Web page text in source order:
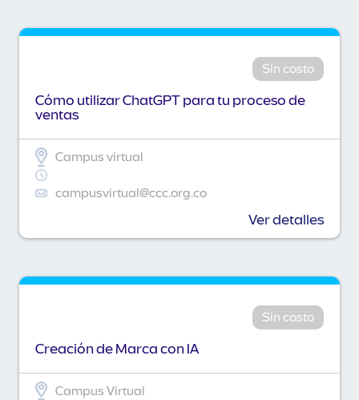
Sin costo
Cómo utilizar ChatGPT para tu proceso de
ventas
Campus virtual
campusvirtual@ccc.org.co
Ver detalles
Sin costo
Creación de Marca con IA
Campus Virtual